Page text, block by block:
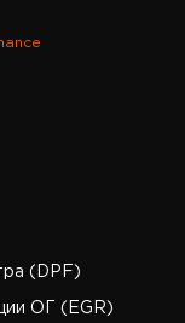
(DPF)
ОГ (EGR)